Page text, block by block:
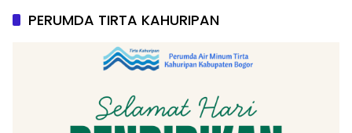
PERUMDA TIRTA KAHURIPAN